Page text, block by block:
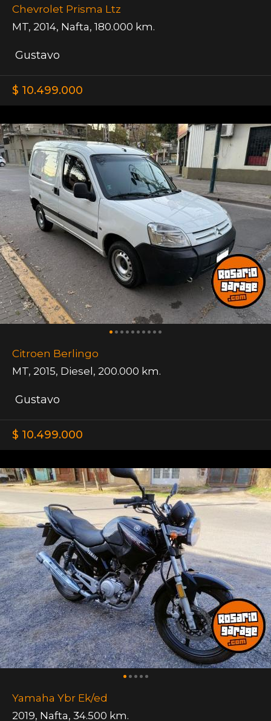
Chevrolet Prisma Ltz
MT, 2014, Nafta, 180.000 km.
Gustavo
$ 10.499.000
Citroen Berlingo
MT, 2015, Diesel, 200.000 km.
Gustavo
$ 10.499.000
Yamaha Ybr Ek/ed
2019, Nafta, 34.500 km.